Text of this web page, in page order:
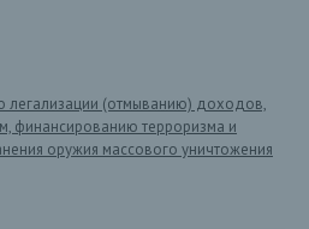
легализации (отмыванию) доходов,
финансированию терроризма и
оружия массового уничтожения